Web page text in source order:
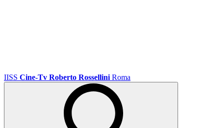
IISS Cine-Tv Roberto Rossellini Roma